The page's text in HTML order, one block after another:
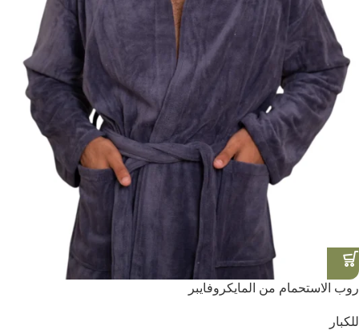
روب الاستحمام من المايكروفايبر
للكبار